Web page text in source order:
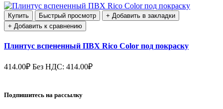
Купить Быстрый просмотр
+ Добавить в закладки
+ Добавить к сравнению
Плинтус вспененный ПВХ Rico Color под покраску
414.00₽ Без НДС: 414.00₽
Подпишитесь на рассылку